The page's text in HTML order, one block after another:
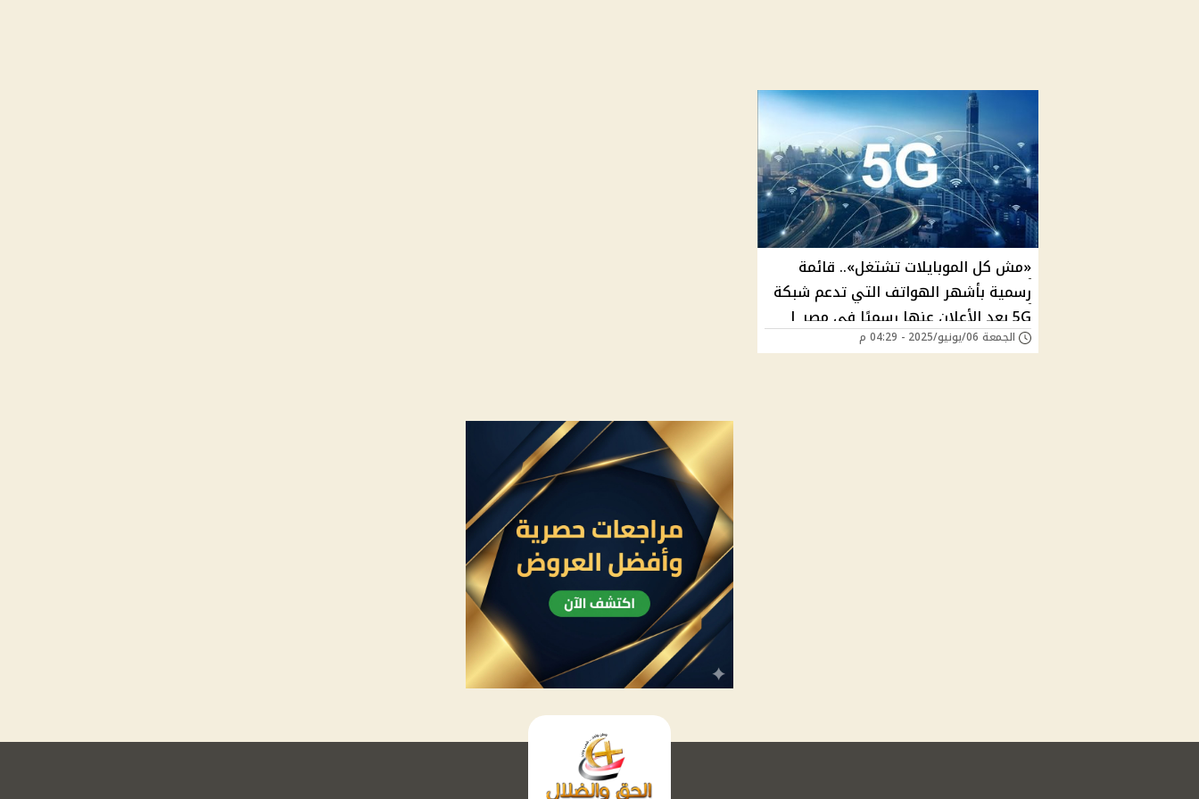
«مش كل الموبايلات تشتغل».. قائمة
رسمية بأشهر الهواتف التي تدعم شبكة
5G بعد الأعلان عنها رسميًا في مصر |
هل تليفونك منهم؟
الجمعة 06/يونيو/2025 - 04:29 م